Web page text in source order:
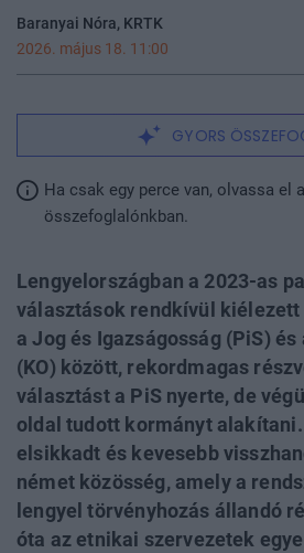
Baranyai Nóra, KRTK
2026. május 18. 11:00
GYORS
Ha csak egy perce van, olvassa el
összefoglalónkban.
Lengyelországban a 2023-as
választások rendkívül
a Jog és Igazságosság (PiS)
(KO) között, rekordmagas
választást a PiS nyerte, de
oldal tudott kormányt
elsikkadt és kevesebb
német közösség, amely a
lengyel törvényhozás állandó
óta az etnikai szervezetek